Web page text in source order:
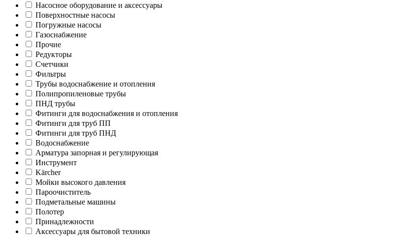
Насосное оборудование и аксессуары
Поверхностные насосы
Погружные насосы
Газоснабжение
Прочие
Редукторы
Счетчики
Фильтры
Трубы водоснабжение и отопления
Полипропиленовые трубы
ПНД трубы
Фитинги для водоснабжения и отопления
Фитинги для труб ПП
Фитинги для труб ПНД
Водоснабжение
Арматура запорная и регулирующая
Инструмент
Kärcher
Мойки высокого давления
Пароочиститель
Подметальные машины
Полотер
Принадлежности
Аксессуары для бытовой техники